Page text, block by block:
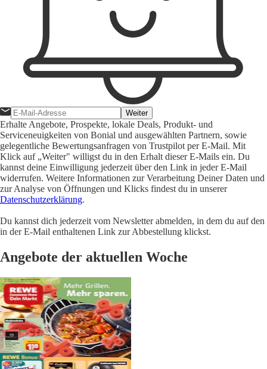
Weiter
Erhalte Angebote, Prospekte, lokale Deals, Produkt- und
Serviceneuigkeiten von Bonial und ausgewählten Partnern, sowie
gelegentliche Bewertungsanfragen von Trustpilot per E-Mail. Mit
Klick auf „Weiter" willigst du in den Erhalt dieser E-Mails ein. Du
kannst deine Einwilligung jederzeit über den Link in jeder E-Mail
widerrufen. Weitere Informationen zur Verarbeitung Deiner Daten und
zur Analyse von Öffnungen und Klicks findest du in unserer
Datenschutzerklärung.
Du kannst dich jederzeit vom Newsletter abmelden, in dem du auf den
in der E-Mail enthaltenen Link zur Abbestellung klickst.
Angebote der aktuellen Woche